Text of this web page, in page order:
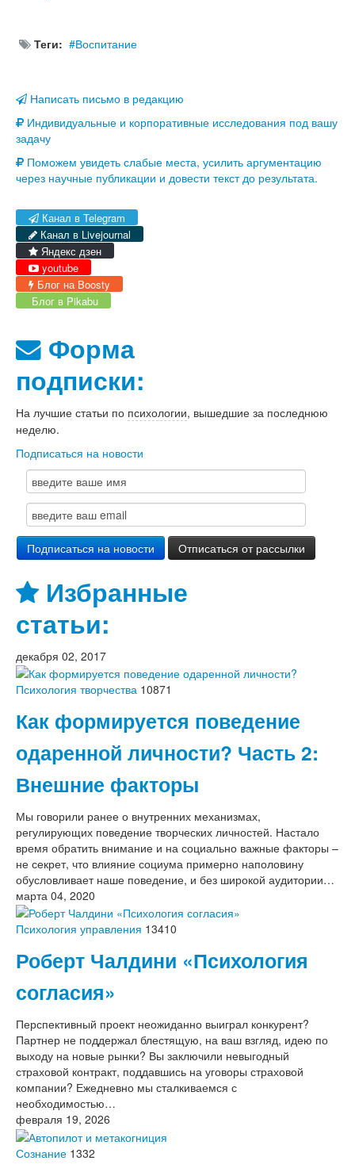
Теги: Воспитание
Написать письмо в редакцию
Индивидуальные и корпоративные исследования под вашу
задачу
Поможем увидеть слабые места, усилить аргументацию
через научные публикации и довести текст до результата.
Канал в Telegram
Канал в Livejournal
Яндекс дзен
youtube
Блог на Boosty
Блог в Pikabu
Форма
подписки:
На лучшие статьи по психологии, вышедшие за последнюю
неделю.
Подписаться на новости
Избранные
статьи:
декабря 02, 2017
Психология творчества 10871
Как формируется поведение
одаренной личности? Часть 2:
Внешние факторы
Мы говорили ранее о внутренних механизмах,
регулирующих поведение творческих личностей. Настало
время обратить внимание и на социально важные факторы –
не секрет, что влияние социума примерно наполовину
обусловливает наше поведение, и без широкой аудитории…
марта 04, 2020
Психология управления 13410
Роберт Чалдини «Психология
согласия»
Перспективный проект неожиданно выиграл конкурент?
Партнер не поддержал блестящую, на ваш взгляд, идею по
выходу на новые рынки? Вы заключили невыгодный
страховой контракт, поддавшись на уговоры страховой
компании? Ежедневно мы сталкиваемся с
необходимостью…
февраля 19, 2026
Сознание 1332